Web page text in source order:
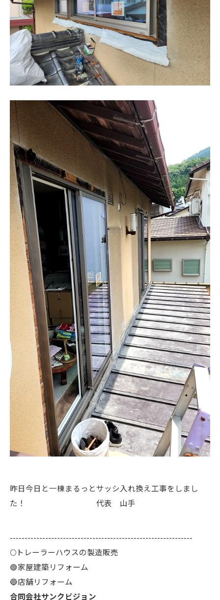
昨日今日と一棟まるっとサッシ入れ換え工事をしまし
た！ 代表 山手
--------------------------------------------------------------
🌕️トレーラーハウスの製造販売
🟢家屋建築リフォーム
🔵店舗リフォーム
合同会社サンクビジョン